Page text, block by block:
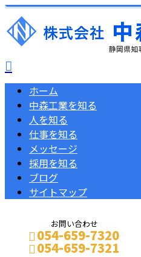
ホーム
中森工業を知る
人を知る
仕事を知る
メッセージ
採用を知る
ブログ
サイトマップ
お問い合わせ
054-659-7320
054-659-7321